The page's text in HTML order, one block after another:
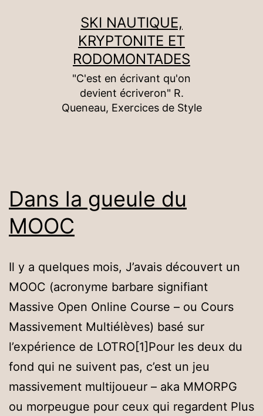
SKI NAUTIQUE,
KRYPTONITE ET
RODOMONTADES
"C'est en écrivant qu'on
devient écriveron" R.
Queneau, Exercices de Style
Dans la gueule du
MOOC
Il y a quelques mois, J’avais découvert un
MOOC (acronyme barbare signifiant
Massive Open Online Course – ou Cours
Massivement Multiélèves) basé sur
l’expérience de LOTRO[1]Pour les deux du
fond qui ne suivent pas, c’est un jeu
massivement multijoueur – aka MMORPG
ou morpeugue pour ceux qui regardent Plus